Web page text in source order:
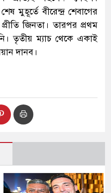
মুহূর্তে বীরেন্দ্র শেবাগের
জিনতা। তারপর প্রথম
তৃতীয় ম্যাচ থেকে একাই
দানব।